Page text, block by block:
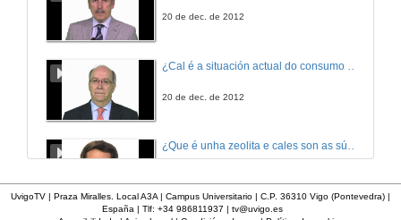
20 de dec. de 2012
20 de dec. de 2012
¿Que é unha zeolita e cales son as súas aplicacións?
UvigoTV | Praza Miralles. Local A3A | Campus Universitario | C.P. 36310 Vigo (Pontevedra) |
España | Tlf: +34 986811937 | tv@uvigo.es